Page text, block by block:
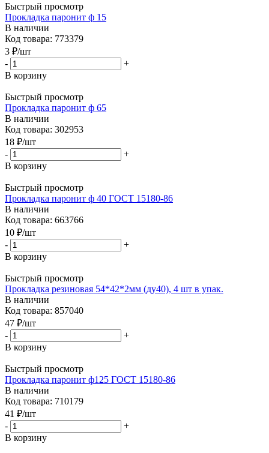
Быстрый просмотр
Прокладка паронит ф 15
В наличии
Код товара: 773379
3 ₽/шт
-
+
В корзину
Быстрый просмотр
Прокладка паронит ф 65
В наличии
Код товара: 302953
18 ₽/шт
-
+
В корзину
Быстрый просмотр
Прокладка паронит ф 40 ГОСТ 15180-86
В наличии
Код товара: 663766
10 ₽/шт
-
+
В корзину
Быстрый просмотр
Прокладка резиновая 54*42*2мм (ду40), 4 шт в упак.
В наличии
Код товара: 857040
47 ₽/шт
-
+
В корзину
Быстрый просмотр
Прокладка паронит ф125 ГОСТ 15180-86
В наличии
Код товара: 710179
41 ₽/шт
-
+
В корзину